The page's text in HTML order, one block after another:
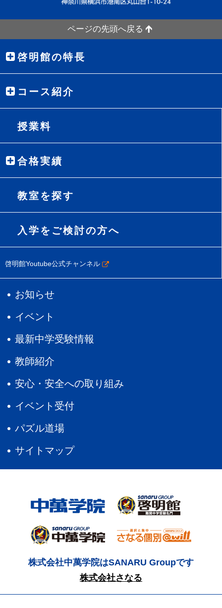
ページの先頭へ戻る
啓明館の特長
コース紹介
授業料
合格実績
教室を探す
入学をご検討の方へ
啓明館Youtube公式チャンネル
お知らせ
イベント
最新中学受験情報
教師紹介
安心・安全への取り組み
イベント受付
パズル道場
サイトマップ
株式会社中萬学院はSANARU Groupです
株式会社さなる